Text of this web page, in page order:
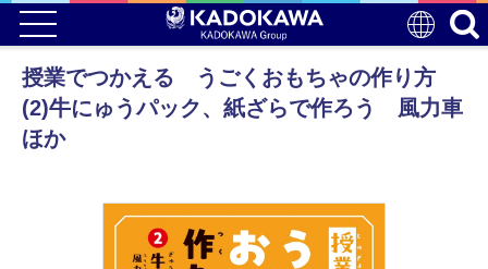
授業でつかえる うごくおもちゃの作り方
(2)牛にゅうパック、紙ざらで作ろう 風力車
ほか